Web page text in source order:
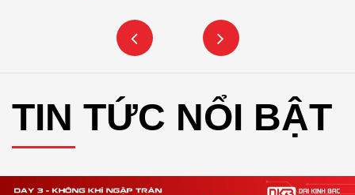
TIN TỨC NỔI BẬT